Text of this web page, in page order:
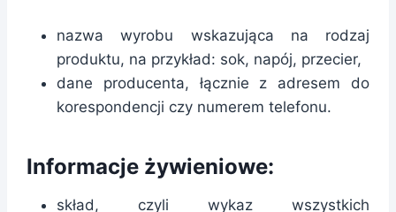
nazwa wyrobu wskazująca na rodzaj
produktu, na przykład: sok, napój, przecier,
dane producenta, łącznie z adresem do
korespondencji czy numerem telefonu.
Informacje żywieniowe:
skład, czyli wykaz wszystkich